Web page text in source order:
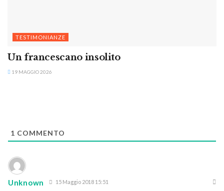
TESTIMONIANZE
Un francescano insolito
19 MAGGIO 2026
1 COMMENTO
Unknown 15 Maggio 2018 15:51